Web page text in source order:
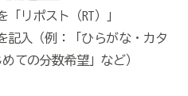
リポスト（RT）」
記入（例：「ひらがな・カタ
ての分数希望」など）